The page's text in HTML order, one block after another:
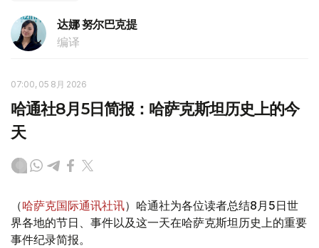
达娜 努尔巴克提
编译
07:00, 05 8月 2026
哈通社8月5日简报：哈萨克斯坦历史上的今
天
（哈萨克国际通讯社讯）哈通社为各位读者总结8月5日世
界各地的节日、事件以及这一天在哈萨克斯坦历史上的重要
事件纪录简报。